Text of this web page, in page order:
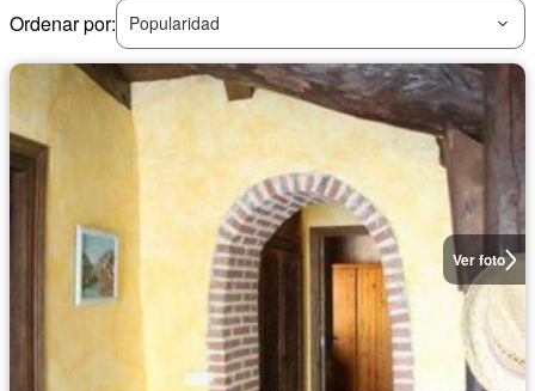
Ordenar por:
Popularidad
Ver foto